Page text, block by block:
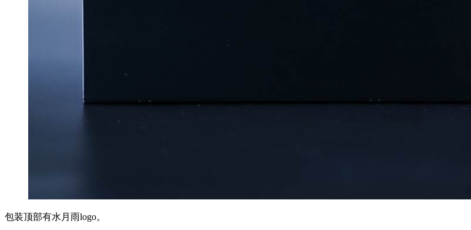
包装顶部有水月雨logo。